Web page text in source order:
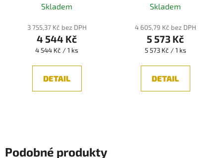
Skladem
3 755,37 Kč bez DPH
4 544 Kč
Měrná
4 544 Kč / 1 ks
DETAIL
Skladem
4 605,79 Kč bez DPH
5 573 Kč
Měrná
5 573 Kč / 1 ks
DETAIL
Podobné produkty